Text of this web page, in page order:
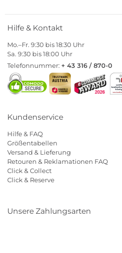
Hilfe & Kontakt
Mo.–Fr. 9:30 bis 18:30 Uhr
Sa. 9:30 bis 18:00 Uhr
Telefonnummer: + 43 316 / 870-0
Kundenservice
Hilfe & FAQ
Größentabellen
Versand & Lieferung
Retouren & Reklamationen FAQ
Click & Collect
Click & Reserve
Unsere Zahlungsarten